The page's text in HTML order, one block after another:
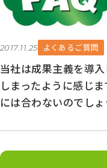
2017.11.25 よくあるご質問
当社は成果主義を導
しまったように感じ
には合わないのでしょ